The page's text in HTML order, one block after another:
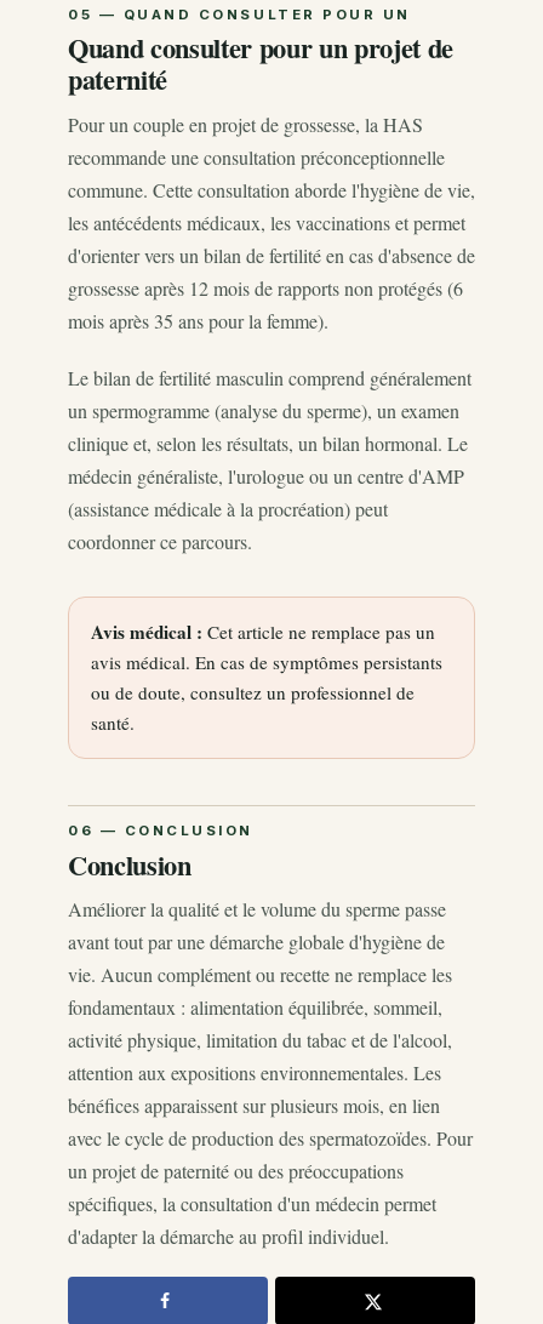
Quand consulter pour un projet de
paternité
Pour un couple en projet de grossesse, la HAS
recommande une consultation préconceptionnelle
commune. Cette consultation aborde l'hygiène de vie,
les antécédents médicaux, les vaccinations et permet
d'orienter vers un bilan de fertilité en cas d'absence de
grossesse après 12 mois de rapports non protégés (6
mois après 35 ans pour la femme).
Le bilan de fertilité masculin comprend généralement
un spermogramme (analyse du sperme), un examen
clinique et, selon les résultats, un bilan hormonal. Le
médecin généraliste, l'urologue ou un centre d'AMP
(assistance médicale à la procréation) peut
coordonner ce parcours.
Avis médical : Cet article ne remplace pas un
avis médical. En cas de symptômes persistants
ou de doute, consultez un professionnel de
santé.
Conclusion
Améliorer la qualité et le volume du sperme passe
avant tout par une démarche globale d'hygiène de
vie. Aucun complément ou recette ne remplace les
fondamentaux : alimentation équilibrée, sommeil,
activité physique, limitation du tabac et de l'alcool,
attention aux expositions environnementales. Les
bénéfices apparaissent sur plusieurs mois, en lien
avec le cycle de production des spermatozoïdes. Pour
un projet de paternité ou des préoccupations
spécifiques, la consultation d'un médecin permet
d'adapter la démarche au profil individuel.